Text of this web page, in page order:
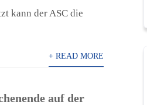
kann der ASC die
+ READ MORE
auf der